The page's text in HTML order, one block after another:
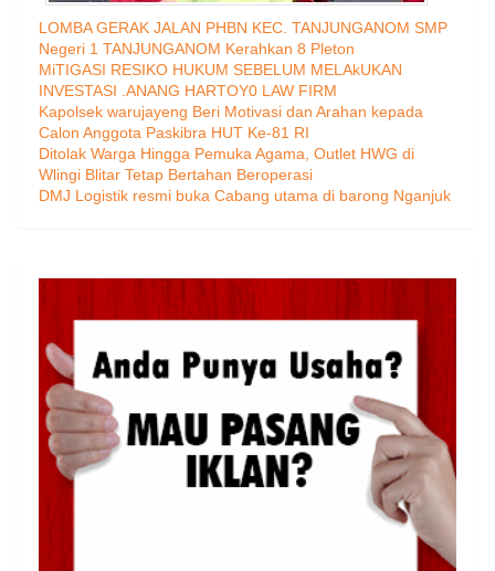
LOMBA GERAK JALAN PHBN KEC. TANJUNGANOM SMP
Negeri 1 TANJUNGANOM Kerahkan 8 Pleton
MiTIGASI RESIKO HUKUM SEBELUM MELAkUKAN
INVESTASI .ANANG HARTOY0 LAW FIRM
Kapolsek warujayeng Beri Motivasi dan Arahan kepada
Calon Anggota Paskibra HUT Ke-81 RI
Ditolak Warga Hingga Pemuka Agama, Outlet HWG di
Wlingi Blitar Tetap Bertahan Beroperasi
DMJ Logistik resmi buka Cabang utama di barong Nganjuk